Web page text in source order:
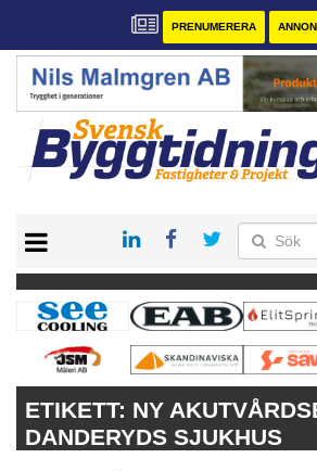
PRENUMERERA
PRENUMERERA
VÅRA ANDRA MAGASIN
ANNONSERA
ETIKETT: NY
DANDERYDS SJUKHUS